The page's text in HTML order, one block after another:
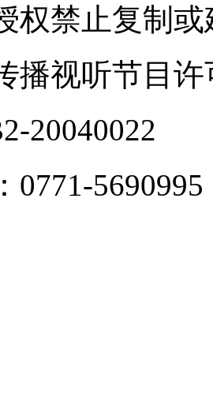
权禁止复制
播视听节目许
20040022
0771-5690995